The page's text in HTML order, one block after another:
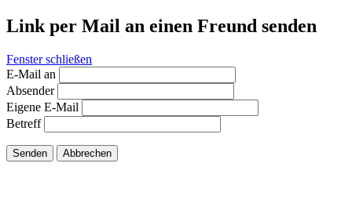
Link per Mail an einen Freund senden
Fenster schließen
E-Mail an
Absender
Eigene E-Mail
Betreff
Senden Abbrechen